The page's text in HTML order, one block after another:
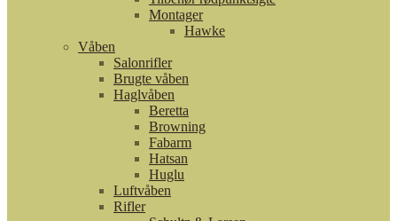
Montager
Hawke
Våben
Salonrifler
Brugte våben
Haglvåben
Beretta
Browning
Fabarm
Hatsan
Huglu
Luftvåben
Rifler